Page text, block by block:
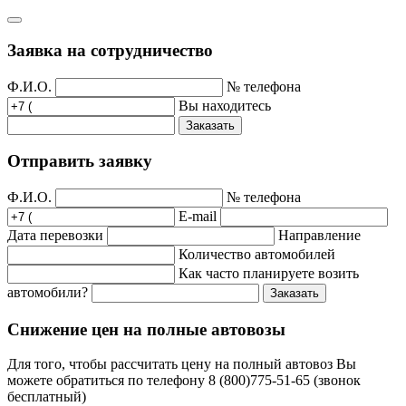
Заявка на сотрудничество
Ф.И.О.
№ телефона
Вы находитесь
Заказать
Отправить заявку
Ф.И.О.
№ телефона
E-mail
Дата перевозки
Направление
Количество автомобилей
Как часто планируете возить
автомобили?
Заказать
Снижение цен на полные автовозы
Для того, чтобы рассчитать цену на полный автовоз Вы
можете обратиться по телефону 8 (800)775-51-65 (звонок
бесплатный)